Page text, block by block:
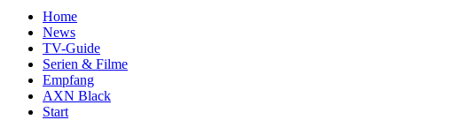
Home
News
TV-Guide
Serien & Filme
Empfang
AXN Black
Start